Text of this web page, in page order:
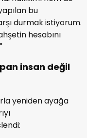
bu
durmak istiyorum.
hesabını
insan değil
yeniden ayağa